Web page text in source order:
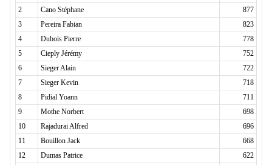
2
Cano Stéphane
877
3
Pereira Fabian
823
4
Dubois Pierre
778
5
Cieply Jérémy
752
6
Sieger Alain
722
7
Sieger Kevin
718
8
Pidial Yoann
711
9
Mothe Norbert
698
10
Rajadurai Alfred
696
11
Bouillon Jack
668
12
Dumas Patrice
622